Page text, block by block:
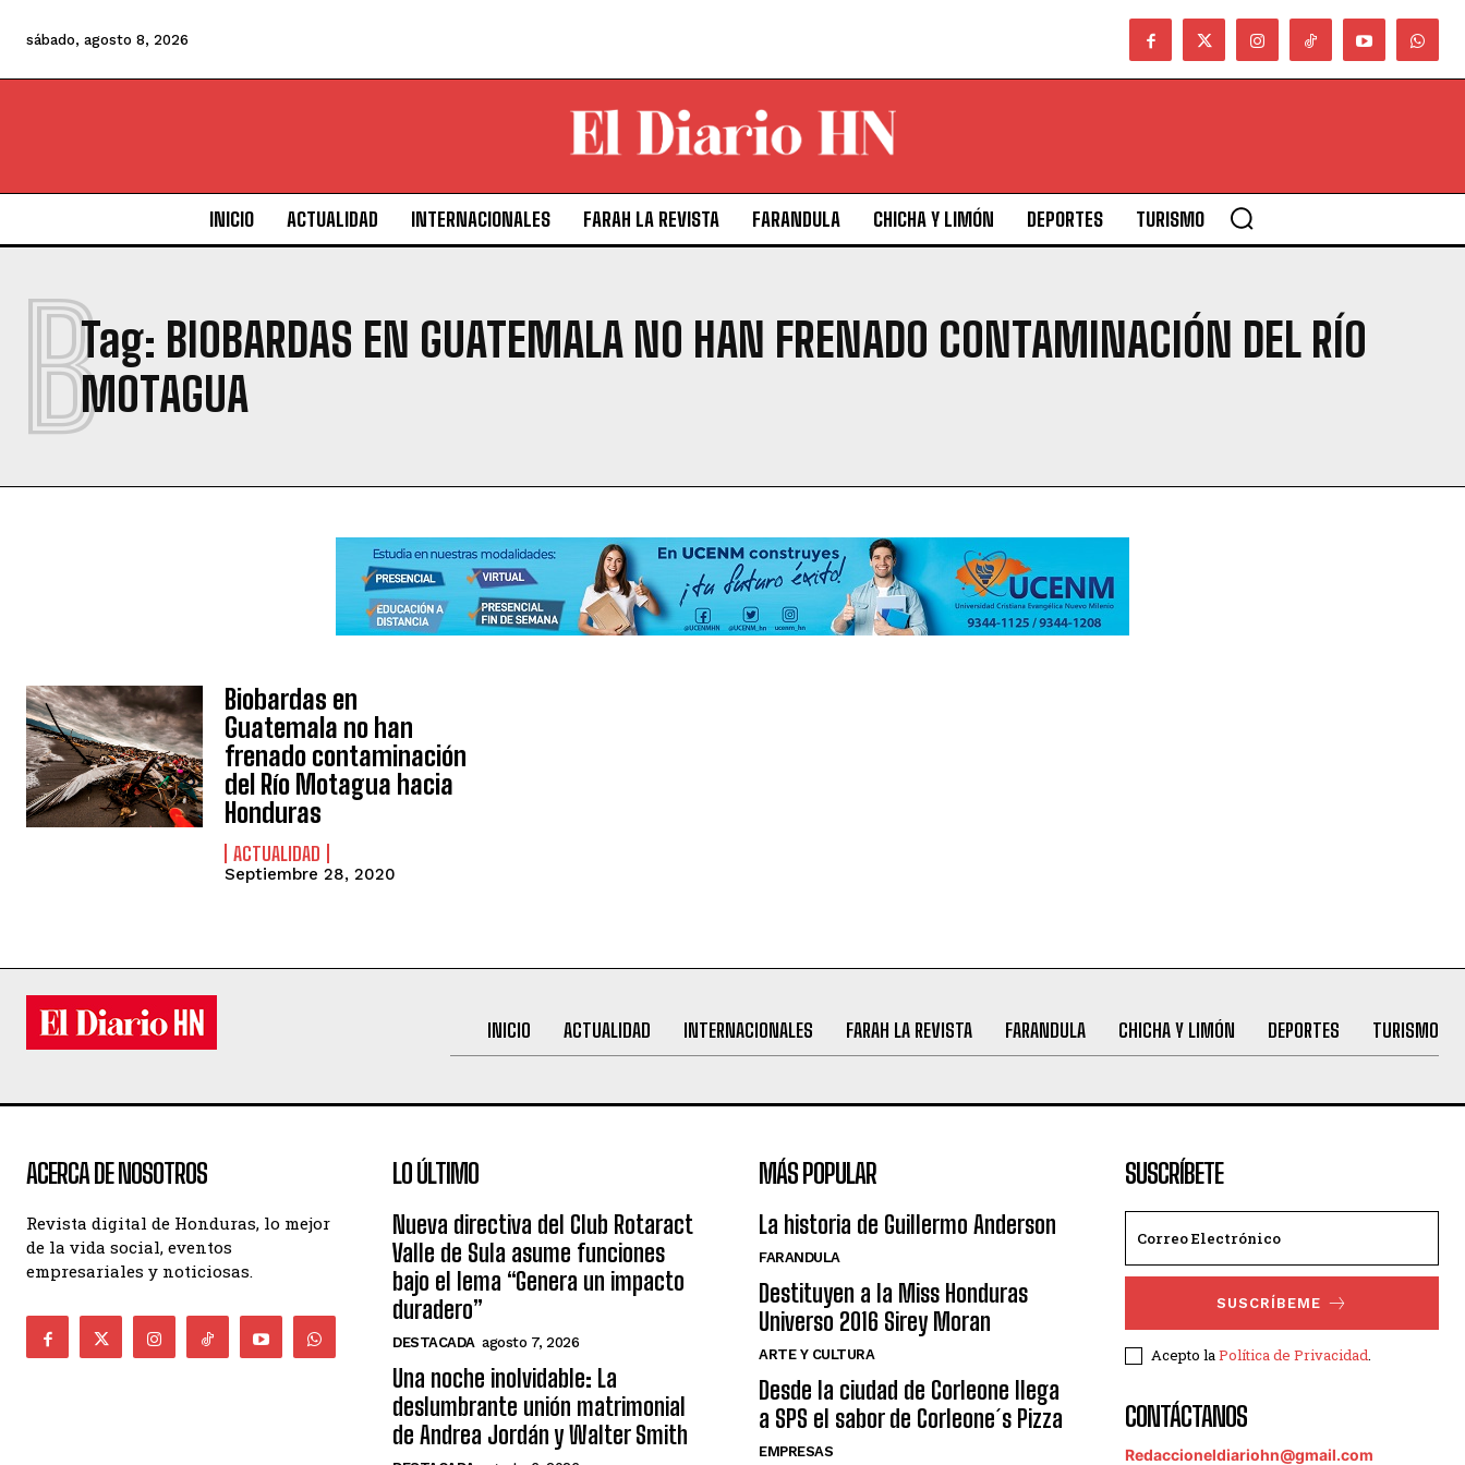
sábado, agosto 8, 2026
INICIO ACTUALIDAD INTERNACIONALES FARAH LA REVISTA FARANDULA CHICHA Y LIMÓN DEPORTES TURISMO
Tag: BIOBARDAS EN GUATEMALA NO HAN FRENADO CONTAMINACIÓN DEL RÍO
MOTAGUA
B
Biobardas en
Guatemala no han
frenado contaminación
del Río Motagua hacia
Honduras
ACTUALIDAD
Septiembre 28, 2020
INICIO ACTUALIDAD INTERNACIONALES FARAH LA REVISTA FARANDULA CHICHA Y LIMÓN DEPORTES TURISMO
ACERCA DE NOSOTROS
Revista digital de Honduras, lo mejor
de la vida social, eventos
empresariales y noticiosas.
LO ÚLTIMO
Nueva directiva del Club Rotaract
Valle de Sula asume funciones
bajo el lema “Genera un impacto
duradero”
DESTACADA agosto 7, 2026
Una noche inolvidable: La
deslumbrante unión matrimonial
de Andrea Jordán y Walter Smith
MÁS POPULAR
La historia de Guillermo Anderson
FARANDULA
Destituyen a la Miss Honduras
Universo 2016 Sirey Moran
ARTE Y CULTURA
Desde la ciudad de Corleone llega
a SPS el sabor de Corleone´s Pizza
EMPRESAS
SUSCRÍBETE
SUSCRÍBEME
Acepto laPolítica de Privacidad.
CONTÁCTANOS
Redaccioneldiariohn@gmail.com